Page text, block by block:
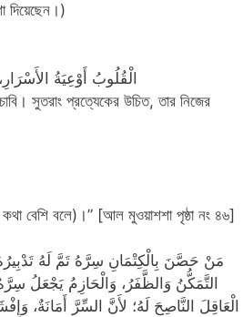
দিয়েছেন।)
الْقُلُوبُ أَوْعِيَةُ
সুতরাং প্রত্যেকের উচিত, তার নিজের
বেশি বলে)।” [আল মুওয়াশশা পৃষ্ঠা নং ৪৬]
مَنْ حَصَّنَ بِالْكِتْمَانِ سِرَّهُ تَمَّ لَهُ
التَّمَكُّنُ وَالظَّفَرُ، وَالْحَازِمُ يَجْعَلُ
الْعَاقِلَ النَّاصِحَ لَهُ؛ لأَنَّ السِّرَّ أَمَانَةٌ،